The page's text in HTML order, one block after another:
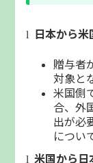
l 日本から
贈与者
対象と
米国側
合、外
出が必
につい
l 米国から日